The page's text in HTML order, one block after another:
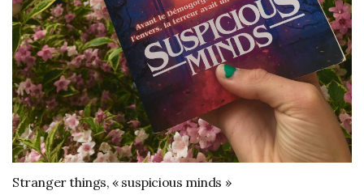
Stranger things, « suspicious minds »